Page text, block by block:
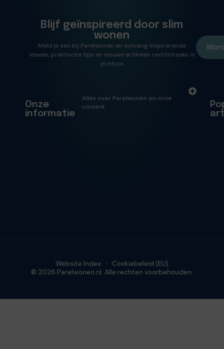
Blijf geïnspireerd door slim
wonen
Meld je aan bij Parelwonen en ontvang inspirerende
ideeën, praktische tips en nieuwe artikelen rechtstreeks in
je inbox.
Onze
informatie
Alles over Parelwonen en onze
content.
© 2026 Parelwonen.nl. Alle rechten voorbehouden.
Website Index Cookiebeleid (EU)